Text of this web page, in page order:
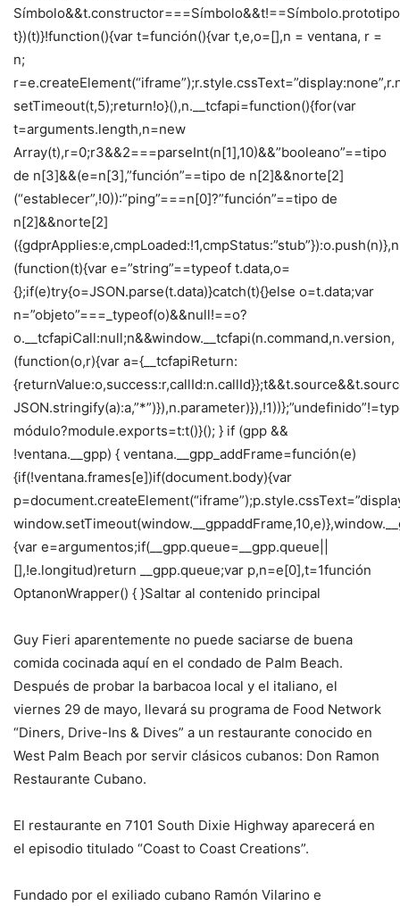
t})(t)}!function(){var t=función(){var t,e,o=[],n = ventana, r =
n;
setTimeout(t,5);return!o}(),n.__tcfapi=function(){for(var
t=arguments.length,n=new
Array(t),r=0;r3&&2===parseInt(n[1],10)&&”booleano”==tipo
de n[3]&&(e=n[3],”función”==tipo de n[2]&&norte[2]
(“establecer”,!0)):”ping”===n[0]?”función”==tipo de
n[2]&&norte[2]
(function(t){var e=”string”==typeof t.data,o=
{};if(e)try{o=JSON.parse(t.data)}catch(t){}else o=t.data;var
n=”objeto”===_typeof(o)&&null!==o?
o.__tcfapiCall:null;n&&window.__tcfapi(n.command,n.version,
(function(o,r){var a={__tcfapiReturn:
módulo?module.exports=t:t()}(); } if (gpp &&
!ventana.__gpp) { ventana.__gpp_addFrame=función(e)
{if(!ventana.frames[e])if(document.body){var
{var e=argumentos;if(__gpp.queue=__gpp.queue||
[],!e.longitud)return __gpp.queue;var p,n=e[0],t=1función
OptanonWrapper() { }Saltar al contenido principal
Guy Fieri aparentemente no puede saciarse de buena
comida cocinada aquí en el condado de Palm Beach.
Después de probar la barbacoa local y el italiano, el
viernes 29 de mayo, llevará su programa de Food Network
“Diners, Drive-Ins & Dives” a un restaurante conocido en
West Palm Beach por servir clásicos cubanos: Don Ramon
Restaurante Cubano.
El restaurante en 7101 South Dixie Highway aparecerá en
el episodio titulado “Coast to Coast Creations”.
Fundado por el exiliado cubano Ramón Vilarino e